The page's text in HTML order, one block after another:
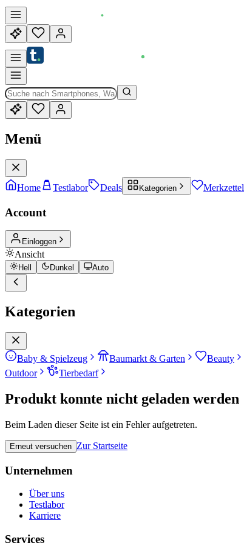
Menü
Home Testlabor Deals Kategorien Merkzettel
Account
Einloggen
Ansicht
Hell Dunkel Auto
Kategorien
Baby & Spielzeug Baumarkt & Garten Beauty
Outdoor
Tierbedarf
Produkt konnte nicht geladen werden
Beim Laden dieser Seite ist ein Fehler aufgetreten.
Erneut versuchen Zur Startseite
Unternehmen
Über uns
Testlabor
Karriere
Services